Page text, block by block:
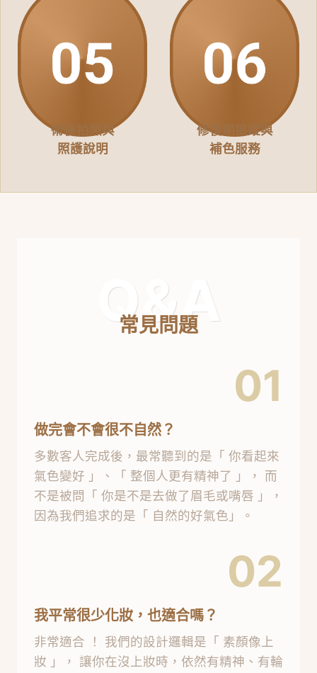
術後拍照與
照護說明
修復期追蹤與
補色服務
Q&A
常見問題
01
做完會不會很不自然？
多數客人完成後，最常聽到的是「 你看起來
氣色變好 」、「 整個人更有精神了 」， 而
不是被問「 你是不是去做了眉毛或嘴唇 」，
因為我們追求的是「 自然的好氣色」。
02
我平常很少化妝，也適合嗎？
非常適合 ！ 我們的設計邏輯是「 素顏像上
妝 」， 讓你在沒上妝時，依然有精神、有輪